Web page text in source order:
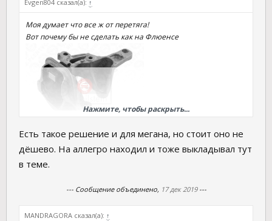
Evgen804 сказал(а): ↑
Моя думает что все ж от перетяга!
Вот почему бы не сделать как на Флюенсе
Нажмите, чтобы раскрыть...
Есть такое решение и для мегана, но стоит оно не
дёшево. На аллегро находил и тоже выкладывал тут
в теме.
--- Сообщение объединено, 17 дек 2019---
MANDRAGORA сказал(а): ↑